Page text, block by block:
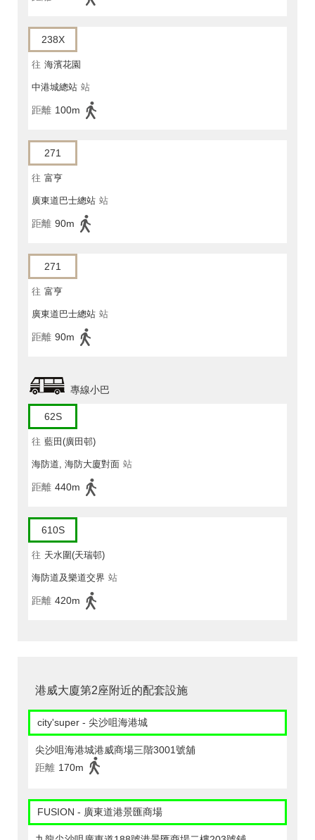
238X
往 海濱花園
中港城總站 站
距離 100m
271
往 富亨
廣東道巴士總站 站
距離 90m
271
往 富亨
廣東道巴士總站 站
距離 90m
專線小巴
62S
往 藍田(廣田邨)
海防道, 海防大廈對面 站
距離 440m
610S
往 天水圍(天瑞邨)
海防道及樂道交界 站
距離 420m
港威大廈第2座附近的配套設施
city'super - 尖沙咀海港城
尖沙咀海港城港威商場三階3001號舖
距離 170m
FUSION - 廣東道港景匯商場